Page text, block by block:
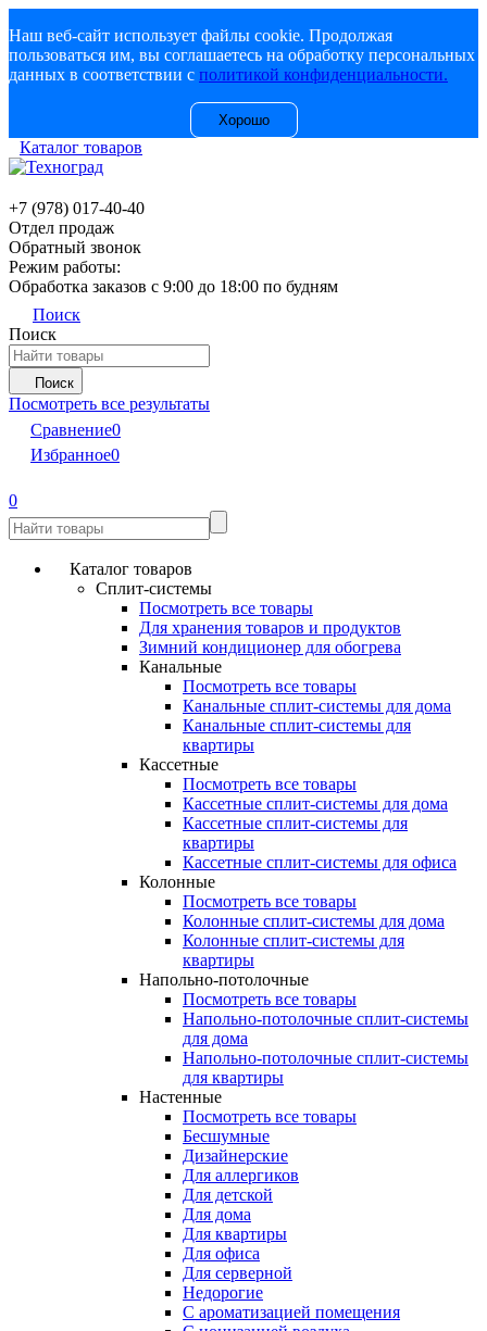
Наш веб-сайт использует файлы cookie. Продолжая
пользоваться им, вы соглашаетесь на обработку персональных
данных в соответствии с политикой конфиденциальности.
Хорошо
Каталог товаров
+7 (978) 017-40-40
Отдел продаж
Обратный звонок
Режим работы:
Обработка заказов с 9:00 до 18:00 по будням
Поиск
Поиск
Поиск
Посмотреть все результаты
Сравнение0
Избранное0
0
Каталог товаров
Сплит-системы
Посмотреть все товары
Для хранения товаров и продуктов
Зимний кондиционер для обогрева
Канальные
Посмотреть все товары
Канальные сплит-системы для дома
Канальные сплит-системы для
квартиры
Кассетные
Посмотреть все товары
Кассетные сплит-системы для дома
Кассетные сплит-системы для
квартиры
Кассетные сплит-системы для офиса
Колонные
Посмотреть все товары
Колонные сплит-системы для дома
Колонные сплит-системы для
квартиры
Напольно-потолочные
Посмотреть все товары
Напольно-потолочные сплит-системы
для дома
Напольно-потолочные сплит-системы
для квартиры
Настенные
Посмотреть все товары
Бесшумные
Дизайнерские
Для аллергиков
Для детской
Для дома
Для квартиры
Для офиса
Для серверной
Недорогие
С ароматизацией помещения